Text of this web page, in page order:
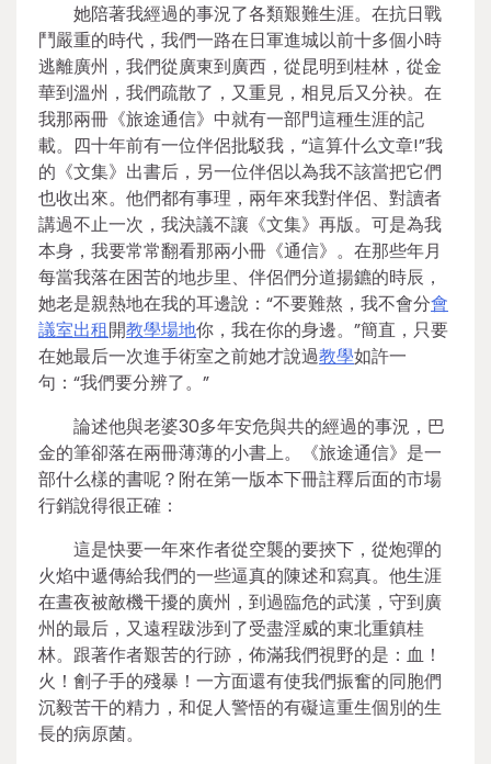
她陪著我經過的事況了各類艱難生涯。在抗日戰
鬥嚴重的時代，我們一路在日軍進城以前十多個小時
逃離廣州，我們從廣東到廣西，從昆明到桂林，從金
華到溫州，我們疏散了，又重見，相見后又分袂。在
我那兩冊《旅途通信》中就有一部門這種生涯的記
載。四十年前有一位伴侶批駁我，“這算什么文章!”我
的《文集》出書后，另一位伴侶以為我不該當把它們
也收出來。他們都有事理，兩年來我對伴侶、對讀者
講過不止一次，我決議不讓《文集》再版。可是為我
本身，我要常常翻看那兩小冊《通信》。在那些年月
每當我落在困苦的地步里、伴侶們分道揚鑣的時辰，
她老是親熱地在我的耳邊說：“不要難熬，我不會分會
議室出租開教學場地你，我在你的身邊。”簡直，只要
在她最后一次進手術室之前她才說過教學如許一
句：“我們要分辨了。”
論述他與老婆30多年安危與共的經過的事況，巴
金的筆卻落在兩冊薄薄的小書上。《旅途通信》是一
部什么樣的書呢？附在第一版本下冊註釋后面的市場
行銷說得很正確：
這是快要一年來作者從空襲的要挾下，從炮彈的
火焰中遞傳給我們的一些逼真的陳述和寫真。他生涯
在晝夜被敵機干擾的廣州，到過臨危的武漢，守到廣
州的最后，又遠程跋涉到了受盡淫威的東北重鎮桂
林。跟著作者艱苦的行跡，佈滿我們視野的是：血！
火！劊子手的殘暴！一方面還有使我們振奮的同胞們
沉毅苦干的精力，和促人警悟的有礙這重生個別的生
長的病原菌。